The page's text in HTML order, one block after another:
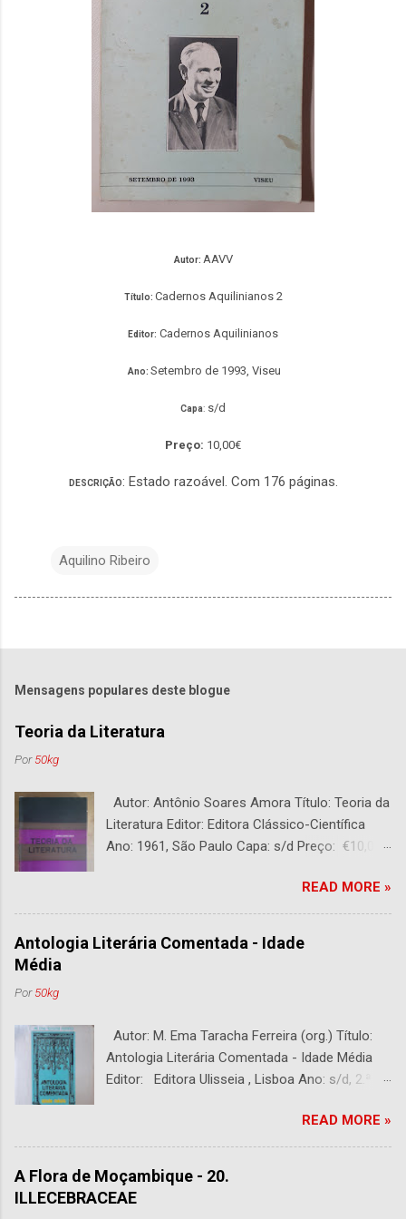
Autor: AAVV
Título: Cadernos Aquilinianos 2
Editor: Cadernos Aquilinianos
Ano: Setembro de 1993, Viseu
Capa: s/d
Preço: 10,00€
DESCRIÇÃO: Estado razoável. Com 176 páginas.
Aquilino Ribeiro
Mensagens populares deste blogue
Teoria da Literatura
Por50kg
Autor: Antônio Soares Amora Título: Teoria da
Literatura Editor: Editora Clássico-Científica
Ano: 1961, São Paulo Capa: s/d Preço: €10,00
READ MORE »
Antologia Literária Comentada - Idade
Média
Por50kg
Autor: M. Ema Taracha Ferreira (org.) Título:
Antologia Literária Comentada - Idade Média
Editor: Editora Ulisseia , Lisboa Ano: s/d, 2.ª
Com alguns sublinhados a lapiseira. Usado.
Com 252 páginas.
READ MORE »
A Flora de Moçambique - 20.
ILLECEBRACEAE